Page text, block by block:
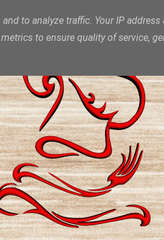
to analyze traffic. Your IP address
to ensure quality of service,